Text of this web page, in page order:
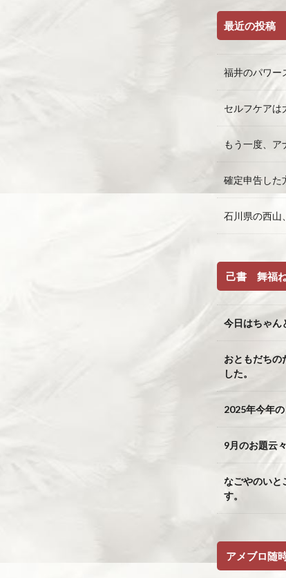
最近の投稿
福井のパワー
セルフケアは
もう一度、ア
確定申告した
石川県の西山
己書 舞福
今日はちゃん
おともだちの
した。
2025年今年
9月のお題云々
なごやのいと
す。
アメブロ随